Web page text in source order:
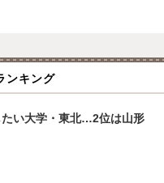
ンキング
たい大学・東北…2位は山形